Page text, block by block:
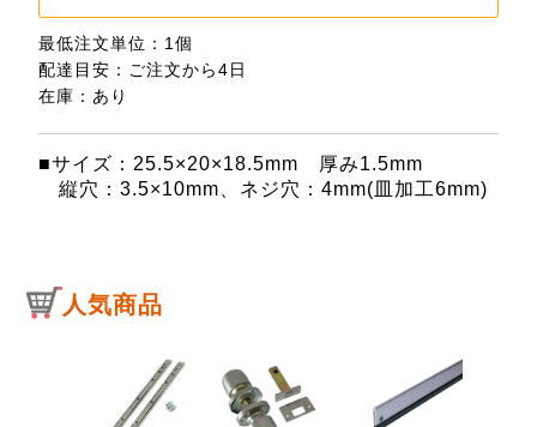
最低注文単位：1個
配達目安：ご注文から4日
在庫：あり
■サイズ：25.5×20×18.5mm 厚み1.5mm
縦穴：3.5×10mm、ネジ穴：4mm(皿加工6mm)
人気商品